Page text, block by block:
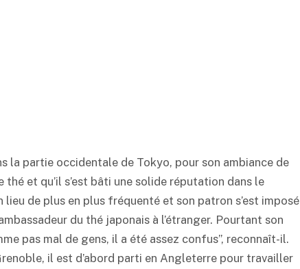
la partie occidentale de Tokyo, pour son ambiance de
thé et qu’il s’est bâti une solide réputation dans le
lieu de plus en plus fréquenté et son patron s’est imposé
du thé japonais à l’étranger. Pourtant son
pas mal de gens, il a été assez confus”, reconnaît-il.
il est d’abord parti en Angleterre pour travailler